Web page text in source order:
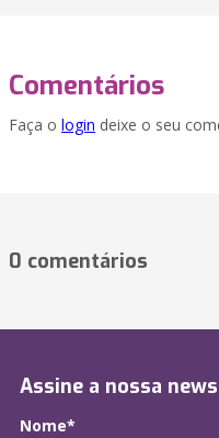
Comentários
Faça o login deixe o seu
0 comentários
Assine a nossa
Nome*